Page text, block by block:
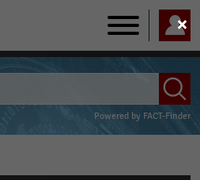
Main
navigation
Powered by FACT-Finder